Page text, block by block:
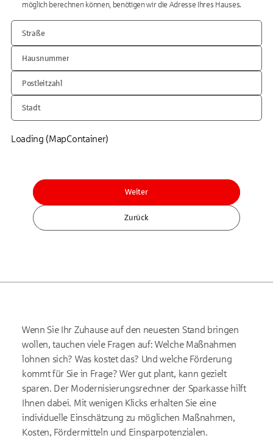
möglich berechnen können, benötigen wir die Adresse Ihres Hauses.
Straße
Hausnummer
Postleitzahl
Stadt
Loading (MapContainer)
Zurück
Weiter
Wenn Sie Ihr Zuhause auf den neuesten Stand bringen
wollen, tauchen viele Fragen auf: Welche Maßnahmen
lohnen sich? Was kostet das? Und welche Förderung
kommt für Sie in Frage? Wer gut plant, kann gezielt
sparen. Der Modernisierungsrechner der Sparkasse hilft
Ihnen dabei. Mit wenigen Klicks erhalten Sie eine
individuelle Einschätzung zu möglichen Maßnahmen,
Kosten, Fördermitteln und Einsparpotenzialen.